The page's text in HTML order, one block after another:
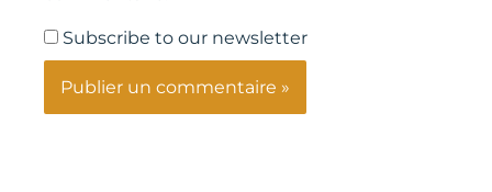
Subscribe to our newsletter